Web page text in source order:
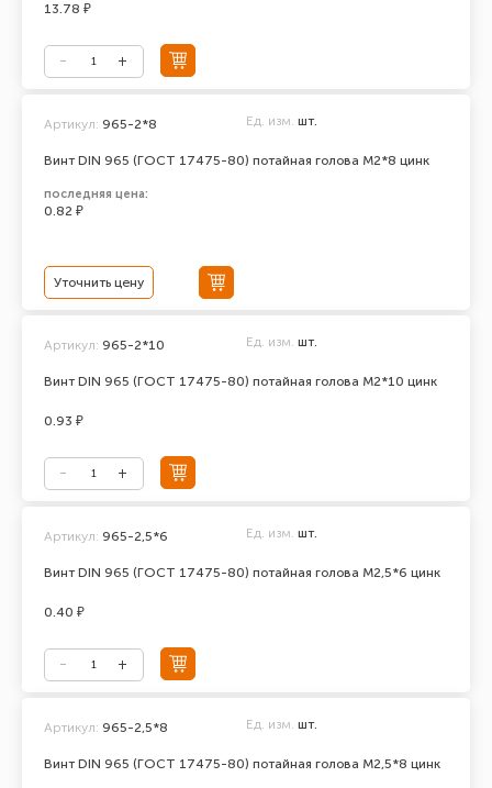
13.78 ₽
Винт DIN 965 (ГОСТ 17475-80) потайная голова М2*8 цинк
Артикул: 965-2*8 Ед. изм. шт.
последняя цена:
0.82 ₽
Уточнить цену
Винт DIN 965 (ГОСТ 17475-80) потайная голова М2*10 цинк
Артикул: 965-2*10 Ед. изм. шт.
0.93 ₽
Винт DIN 965 (ГОСТ 17475-80) потайная голова М2,5*6 цинк
Артикул: 965-2,5*6 Ед. изм. шт.
0.40 ₽
Винт DIN 965 (ГОСТ 17475-80) потайная голова М2,5*8 цинк
Артикул: 965-2,5*8 Ед. изм. шт.